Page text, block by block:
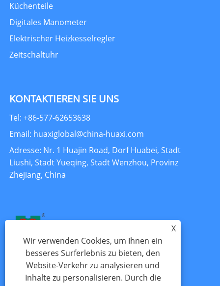
Küchenteile
Digitales Manometer
Elektrischer Heizkesselregler
Zeitschaltuhr
KONTAKTIEREN SIE UNS
Tel: +86-577-62653638
Email: huaxiglobal@china-huaxi.com
Adresse: Nr. 1 Huajin Road, Dorf Huabei, Stadt
Liushi, Stadt Yueqing, Stadt Wenzhou, Provinz
Zhejiang, China
X
Wir verwenden Cookies, um Ihnen ein
besseres Surferlebnis zu bieten, den
Website-Verkehr zu analysieren und
Inhalte zu personalisieren. Durch die